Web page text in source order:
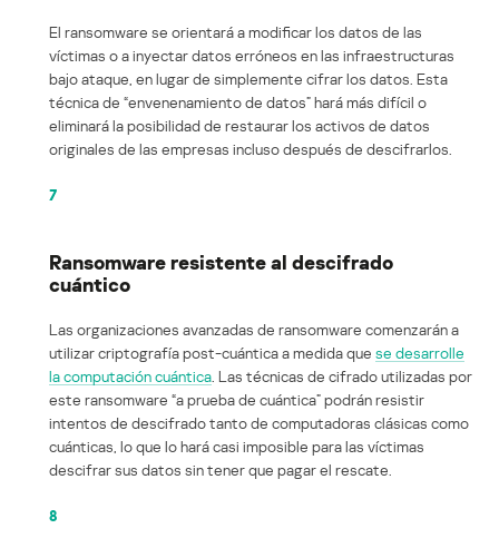
El ransomware se orientará a modificar los datos de las
víctimas o a inyectar datos erróneos en las infraestructuras
bajo ataque, en lugar de simplemente cifrar los datos. Esta
técnica de “envenenamiento de datos” hará más difícil o
eliminará la posibilidad de restaurar los activos de datos
originales de las empresas incluso después de descifrarlos.
7
Ransomware resistente al descifrado
cuántico
Las organizaciones avanzadas de ransomware comenzarán a
utilizar criptografía post-cuántica a medida que se desarrolle
la computación cuántica . Las técnicas de cifrado utilizadas por
este ransomware “a prueba de cuántica” podrán resistir
intentos de descifrado tanto de computadoras clásicas como
cuánticas, lo que lo hará casi imposible para las víctimas
descifrar sus datos sin tener que pagar el rescate.
8